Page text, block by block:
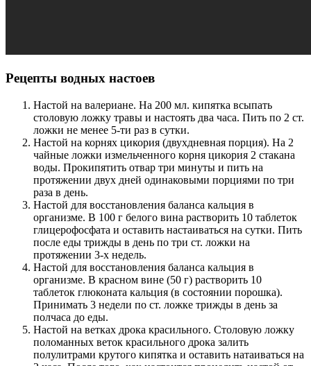
Рецепты водных настоев
Настой на валериане. На 200 мл. кипятка всыпать
столовую ложку травы и настоять два часа. Пить по 2 ст.
ложки не менее 5-ти раз в сутки.
Настой на корнях цикория (двухдневная порция). На 2
чайные ложки измельченного корня цикория 2 стакана
воды. Прокипятить отвар три минуты и пить на
протяжении двух дней одинаковыми порциями по три
раза в день.
Настой для восстановления баланса кальция в
организме. В 100 г белого вина растворить 10 таблеток
глицерофосфата и оставить настаиваться на сутки. Пить
после еды трижды в день по три ст. ложки на
протяжении 3-х недель.
Настой для восстановления баланса кальция в
организме. В красном вине (50 г) растворить 10
таблеток глюконата кальция (в состоянии порошка).
Принимать 3 недели по ст. ложке трижды в день за
полчаса до еды.
Настой на ветках дрока красильного. Столовую ложку
поломанных веток красильного дрока залить
полулитрами крутого кипятка и оставить натаиваться на